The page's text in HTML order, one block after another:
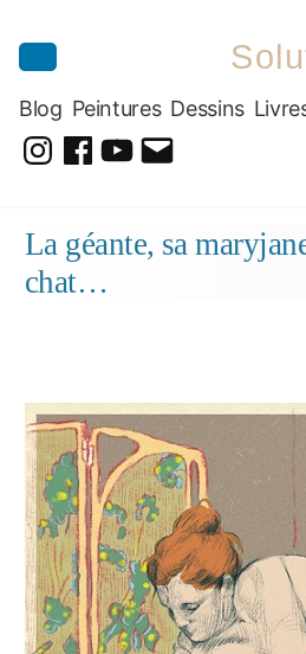
Blog Peintures Dessins
Dessins
contenu
La géante, sa
chat…